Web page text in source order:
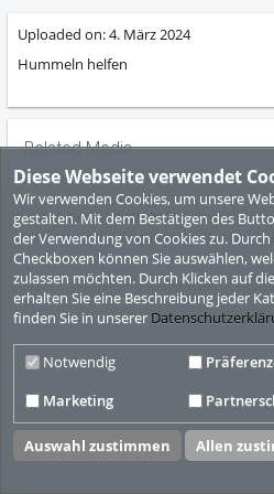
Diese Webseite verwendet
Wir verwenden Cookies, um unsere
gestalten. Mit dem Bestätigen des
der Verwendung von Cookies zu.
Checkboxen können Sie auswählen,
zulassen möchten. Durch Klicken auf
erhalten Sie eine Beschreibung jeder
finden Sie in unserer
Notwendig
Marketing
Auswahl zustimmen Allen
Uploaded on:4. März 2024
Hummeln helfen
Related Media
© ViMP GmbH 2010-2026
Desktop
Nutzungsbedingungen
Video CMS powered byViMP (Ultimate)© 2010-